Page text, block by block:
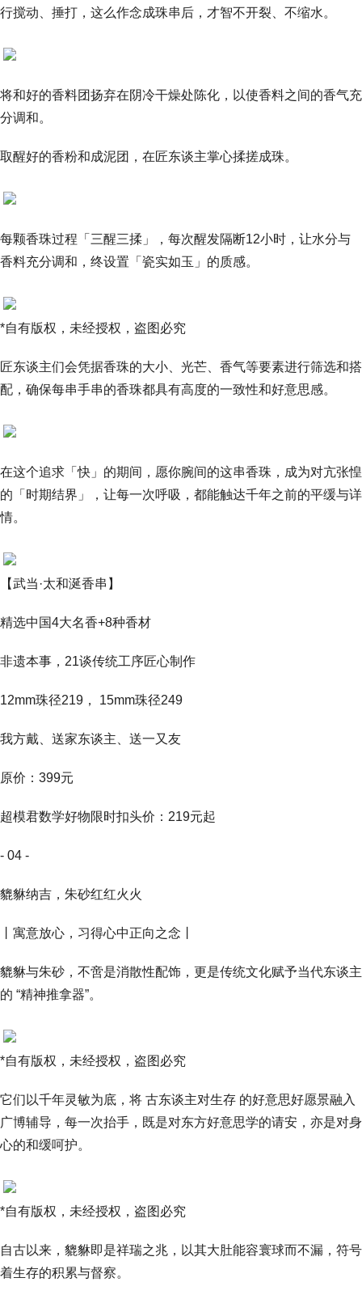
行搅动、捶打，这么作念成珠串后，才智不开裂、不缩水。
将和好的香料团扬弃在阴冷干燥处陈化，以使香料之间的香气充
分调和。
取醒好的香粉和成泥团，在匠东谈主掌心揉搓成珠。
每颗香珠过程「三醒三揉」，每次醒发隔断12小时，让水分与
香料充分调和，终设置「瓷实如玉」的质感。
*自有版权，未经授权，盗图必究
匠东谈主们会凭据香珠的大小、光芒、香气等要素进行筛选和搭
配，确保每串手串的香珠都具有高度的一致性和好意思感。
在这个追求「快」的期间，愿你腕间的这串香珠，成为对亢张惶
的「时期结界」，让每一次呼吸，都能触达千年之前的平缓与详
情。
【武当·太和涎香串】
精选中国4大名香+8种香材
非遗本事，21谈传统工序匠心制作
12mm珠径219， 15mm珠径249
我方戴、送家东谈主、送一又友
原价：399元
超模君数学好物限时扣头价：219元起
- 04 -
貔貅纳吉，朱砂红红火火
丨寓意放心，习得心中正向之念丨
貔貅与朱砂，不啻是消散性配饰，更是传统文化赋予当代东谈主
的 “精神推拿器”。
*自有版权，未经授权，盗图必究
它们以千年灵敏为底，将 古东谈主对生存 的好意思好愿景融入
广博辅导，每一次抬手，既是对东方好意思学的请安，亦是对身
心的和缓呵护。
*自有版权，未经授权，盗图必究
自古以来，貔貅即是祥瑞之兆，以其大肚能容寰球而不漏，符号
着生存的积累与督察。